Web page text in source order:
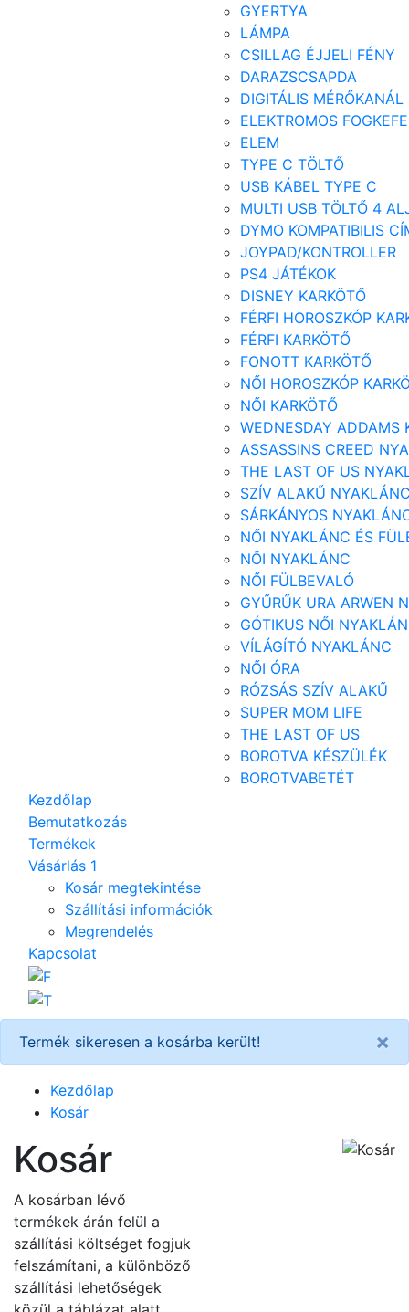
GYERTYA
LÁMPA
CSILLAG ÉJJELI FÉNY
DARAZSCSAPDA
DIGITÁLIS MÉRŐKANÁL
ELEKTROMOS FOGKEFE
ELEM
TYPE C TÖLTŐ
USB KÁBEL TYPE C
MULTI USB TÖLTŐ 4
DYMO KOMPATIBILIS
JOYPAD/KONTROLLER
PS4 JÁTÉKOK
DISNEY KARKÖTŐ
FÉRFI HOROSZKÓP
FÉRFI KARKÖTŐ
FONOTT KARKÖTŐ
NŐI HOROSZKÓP
NŐI KARKÖTŐ
WEDNESDAY ADDAMS
ASSASSINS CREED
THE LAST OF US
SZÍV ALAKŰ
SÁRKÁNYOS
NŐI NYAKLÁNC ÉS
NŐI NYAKLÁNC
NŐI FÜLBEVALÓ
GYŰRŰK URA ARWEN
GÓTIKUS NŐI
VÍLÁGÍTÓ NYAKLÁNC
NŐI ÓRA
RÓZSÁS SZÍV ALAKŰ
SUPER MOM LIFE
THE LAST OF US
BOROTVA KÉSZÜLÉK
BOROTVABETÉT
Kezdőlap
Bemutatkozás
Termékek
Vásárlás 1
Kosár megtekintése
Szállítási információk
Megrendelés
Kapcsolat
Termék sikeresen a kosárba került! ×
Kezdőlap
Kosár
Kosár
A kosárban lévő
termékek árán felül a
szállítási költséget fogjuk
felszámítani, a különböző
szállítási lehetőségek